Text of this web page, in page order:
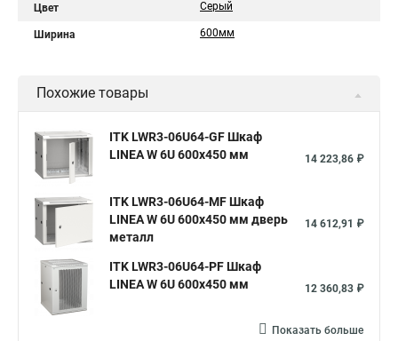
Цвет Серый
Ширина 600мм
Похожие товары
ITK LWR3-06U64-GF Шкаф
LINEA W 6U 600x450 мм
14 223,86 ₽
ITK LWR3-06U64-MF Шкаф
LINEA W 6U 600x450 мм дверь
металл
14 612,91 ₽
ITK LWR3-06U64-PF Шкаф
LINEA W 6U 600x450 мм
12 360,83 ₽
Показать больше